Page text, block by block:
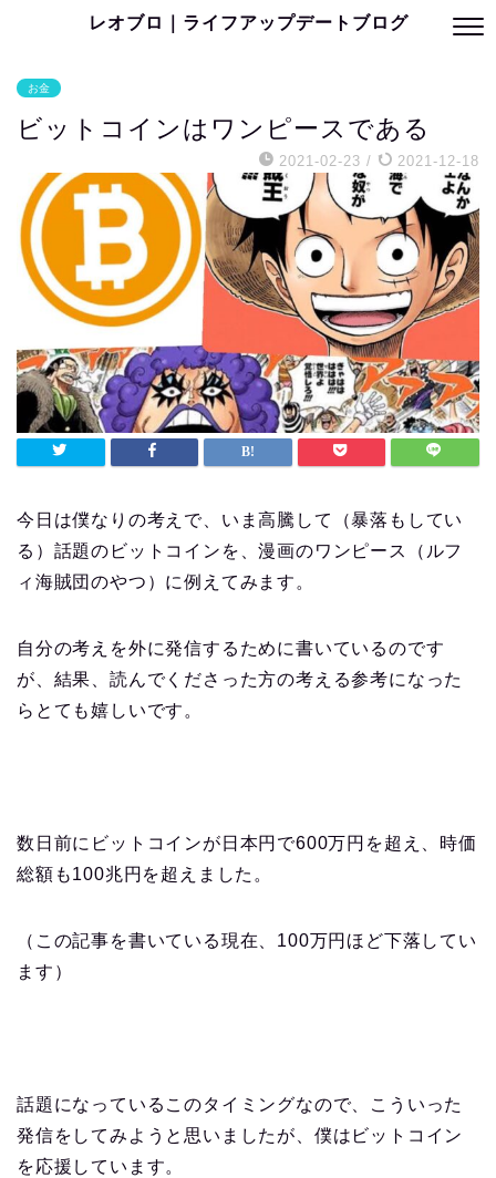
レオブロ｜ライフアップデートブログ
お金
ビットコインはワンピースである
2021-02-23 / 2021-12-18
今日は僕なりの考えで、いま高騰して（暴落もしてい
る）話題のビットコインを、漫画のワンピース（ルフ
ィ海賊団のやつ）に例えてみます。
自分の考えを外に発信するために書いているのです
が、結果、読んでくださった方の考える参考になった
らとても嬉しいです。
数日前にビットコインが日本円で600万円を超え、時価
総額も100兆円を超えました。
（この記事を書いている現在、100万円ほど下落してい
ます）
話題になっているこのタイミングなので、こういった
発信をしてみようと思いましたが、僕はビットコイン
を応援しています。